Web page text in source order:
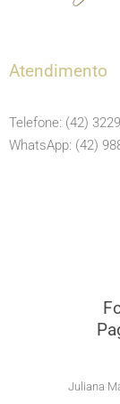
Atendimento
Telefone: (42)
WhatsApp: (42)
Juliana